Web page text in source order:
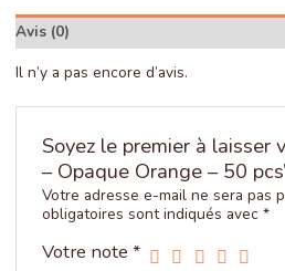
pcs
Avis (0)
Il n’y a pas encore d’avis.
Soyez le premier à laisser
– Opaque Orange – 50
Votre adresse e-mail ne sera pas
obligatoires sont indiqués avec *
Votre note *